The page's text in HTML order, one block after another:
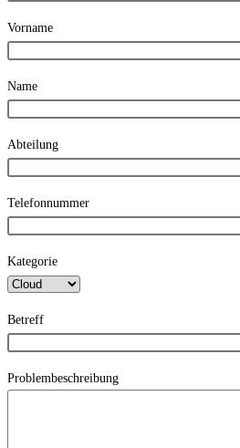
Vorname
Name
Abteilung
Telefonnummer
Kategorie
Betreff
Problembeschreibung